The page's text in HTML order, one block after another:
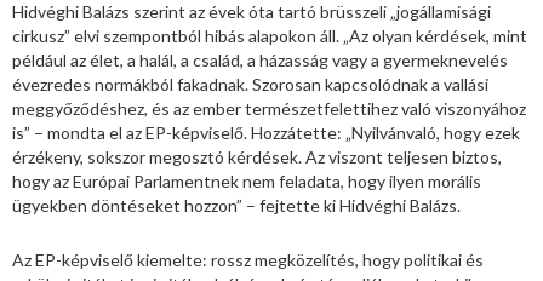
Hidvéghi Balázs szerint az évek óta tartó brüsszeli „jogállamisági
cirkusz” elvi szempontból hibás alapokon áll. „Az olyan kérdések, mint
például az élet, a halál, a család, a házasság vagy a gyermeknevelés
évezredes normákból fakadnak. Szorosan kapcsolódnak a vallási
meggyőződéshez, és az ember természetfelettihez való viszonyához
is” – mondta el az EP-képviselő. Hozzátette: „Nyilvánvaló, hogy ezek
érzékeny, sokszor megosztó kérdések. Az viszont teljesen biztos,
hogy az Európai Parlamentnek nem feladata, hogy ilyen morális
ügyekben döntéseket hozzon” – fejtette ki Hidvéghi Balázs.
Az EP-képviselő kiemelte: rossz megközelítés, hogy politikai és